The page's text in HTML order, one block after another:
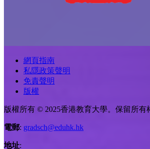
網頁指南
私隱政策聲明
免責聲明
版權
版權所有 © 2025香港教育大學。保留所有
電郵: gradsch@eduhk.hk
地址: